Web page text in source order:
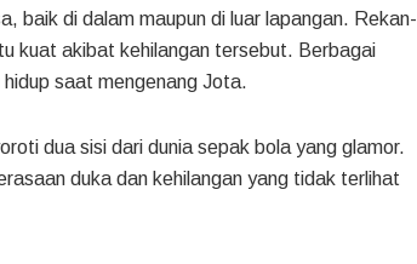
baik di dalam maupun di luar lapangan. Rekan-
kuat akibat kehilangan tersebut. Berbagai
saat mengenang Jota.
dua sisi dari dunia sepak bola yang glamor.
duka dan kehilangan yang tidak terlihat